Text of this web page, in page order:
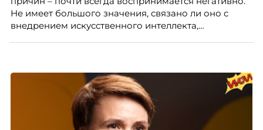
Не имеет большого значения, связано ли оно с
внедрением искусственного интеллекта,
означают потерю стабильности, а для внешнего
рынка становятся сигналом о возможных
проблемах организации. В результате увольнения
нередко превращаются в фактор, который
негативно влияет HR-бренд работодателя.